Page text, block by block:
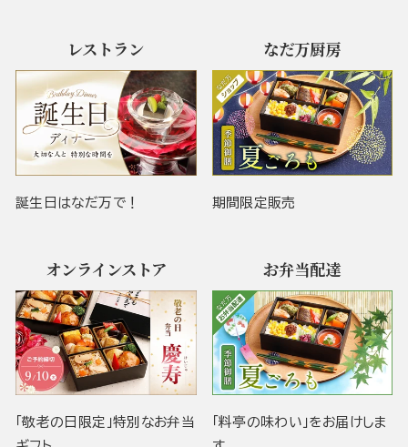
レストラン
誕生日はなだ万で！
なだ万厨房
期間限定販売
オンラインストア
「敬老の日限定」特別なお弁当
お弁当配達
「料亭の味わい」をお届けしま